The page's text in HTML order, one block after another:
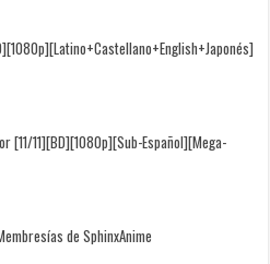
[11/11][BD][1080p][Sub-Español][Mega-
de SphinxAnime